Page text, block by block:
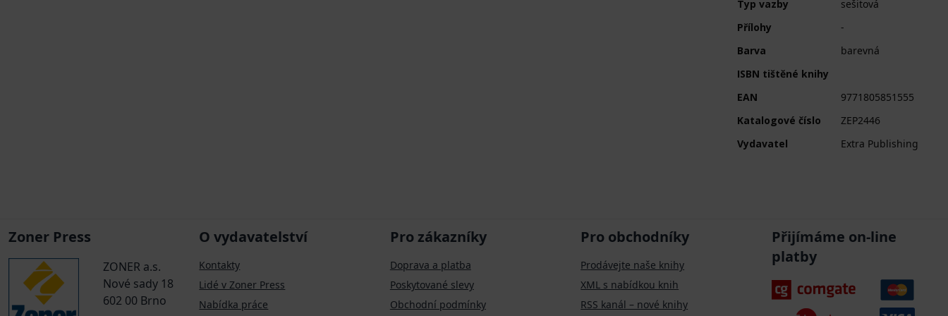
Typ vazby
sešitová
Přílohy
-
Barva
barevná
ISBN tištěné knihy
EAN
9771805851555
Katalogové číslo
ZEP2446
Vydavatel
Extra Publishing
Zoner Press
ZONER a.s.
Nové sady 18
602 00 Brno
O vydavatelství
Kontakty
Lidé v Zoner Press
Nabídka práce
Pro zákazníky
Doprava a platba
Poskytované slevy
Obchodní podmínky
Pro obchodníky
Prodávejte naše knihy
XML s nabídkou knih
RSS kanál – nové knihy
Přijímáme on-line
platby